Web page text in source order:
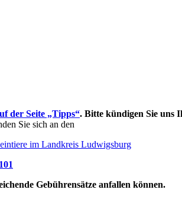
der Seite „Tipps“. Bitte kündigen Sie uns
Sie sich an den
im Landkreis Ludwigsburg
Gebührensätze anfallen können.